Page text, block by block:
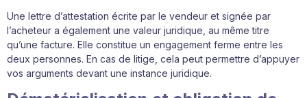
Une lettre d’attestation écrite par le vendeur et signée par
l’acheteur a également une valeur juridique, au même titre
qu’une facture. Elle constitue un engagement ferme entre les
deux personnes. En cas de litige, cela peut permettre d’appuyer
vos arguments devant une instance juridique.